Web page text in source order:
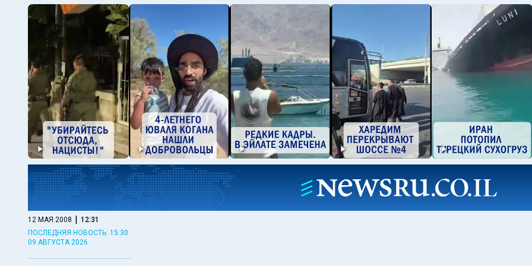
12 МАЯ 2008 | 12:31
ПОСЛЕДНЯЯ НОВОСТЬ: 15:30
09 АВГУСТА 2026